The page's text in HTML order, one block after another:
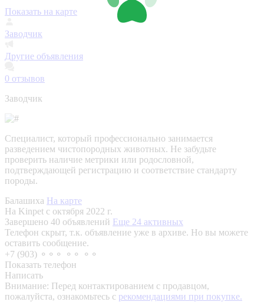
Показать на карте
Заводчик
Другие объявления
0 отзывов
Заводчик
Специалист, который профессионально занимается
разведением чистопородных животных. Не забудьте
проверить наличие метрики или родословной,
подтверждающей регистрацию и соответствие стандарту
породы.
Балашиха На карте
На Kinpet c октября 2022 г.
Завершено 40 объявлений Еще 24 активных
Телефон скрыт, т.к. объявление уже в архиве. Но вы можете
оставить сообщение.
+7 (903) ⚬⚬⚬ ⚬⚬ ⚬⚬
Показать телефон
Написать
Внимание: Перед контактированием с продавцом,
пожалуйста, ознакомьтесь с рекомендациями при покупке.